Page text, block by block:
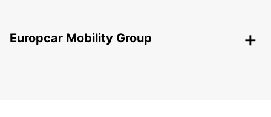
Europcar Mobility Group